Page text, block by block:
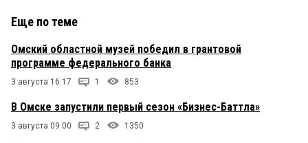
Еще по теме
Омский областной музей победил в грантовой
программе федерального банка
3 августа 16:17 1 853
В Омске запустили первый сезон «Бизнес-Баттла»
3 августа 09:00 2 1350